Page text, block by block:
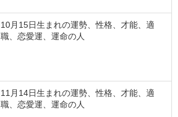
10月15日生まれの運勢、性格、才能、適
職、恋愛運、運命の人
11月14日生まれの運勢、性格、才能、適
職、恋愛運、運命の人